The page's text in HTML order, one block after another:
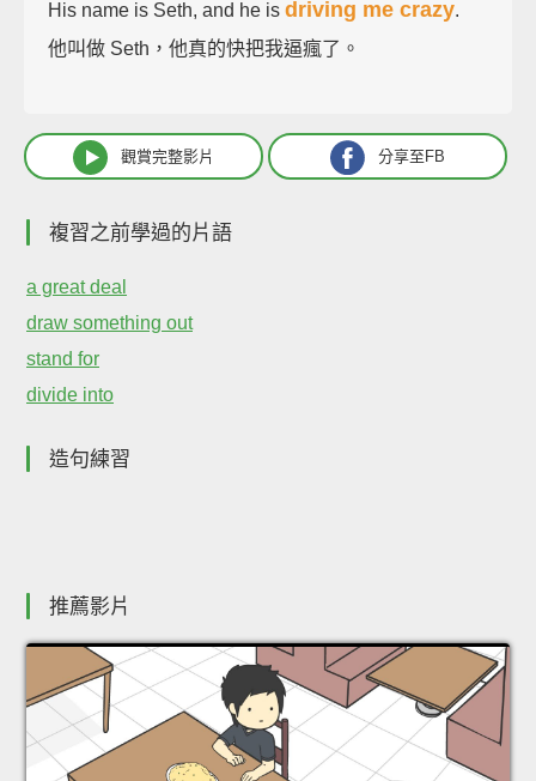
His name is Seth, and he is driving me crazy.
他叫做 Seth，他真的快把我逼瘋了。
觀賞完整影片 分享至FB
複習之前學過的片語
a great deal
draw something out
stand for
divide into
造句練習
推薦影片